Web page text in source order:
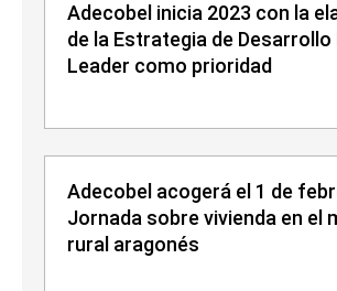
Adecobel inicia 2023 con la
de la Estrategia de Desarrollo
Leader como prioridad
Adecobel acogerá el 1 de
Jornada sobre vivienda en el
rural aragonés